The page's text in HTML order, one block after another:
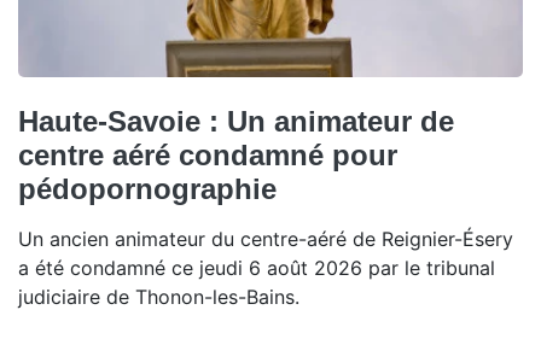
Haute-Savoie : Un animateur de
centre aéré condamné pour
pédopornographie
Un ancien animateur du centre-aéré de Reignier-Ésery
a été condamné ce jeudi 6 août 2026 par le tribunal
judiciaire de Thonon-les-Bains.